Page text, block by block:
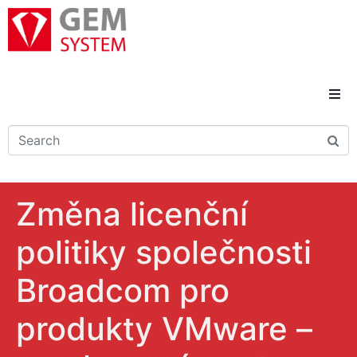
Domů
Řešení a služby
Kontakty
Změna licenční
politiky společnosti
Broadcom pro
produkty VMware –